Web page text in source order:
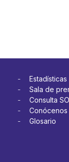
Estadísticas
Sala de
Consulta
Conócenos
Glosario